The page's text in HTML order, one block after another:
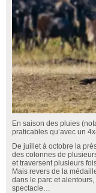
En saison des pluies
praticables qu’avec un
De juillet à octobre la
des colonnes de
et traversent plusieurs
Mais revers de la
dans le parc et
spectacle…